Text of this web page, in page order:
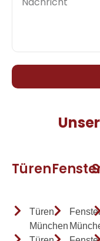
Türen
Türen
München